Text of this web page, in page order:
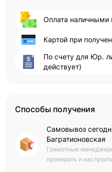
Оплата наличными
Картой при
По счету для Юр.
действует)
Способы получения
Самовывоз
Багратионовская
Грамотные
проверить и